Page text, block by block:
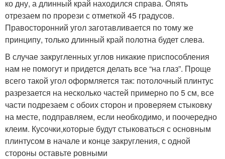
ко дну, а длинный край находился справа. Опять
отрезаем по прорези с отметкой 45 градусов.
Правосторонний угол заготавливается по тому же
принципу, только длинный край полотна будет слева.
В случае закругленных углов никакие приспособления
нам не помогут и придется делать все “на глаз”. Проще
всего такой угол оформляется так: потолочный плинтус
разрезается на несколько частей примерно по 5 см, все
части подрезаем с обоих сторон и проверяем стыковку
на месте, подправляем, если необходимо, и поочередно
клеим. Кусочки,которые будут стыковаться с основным
плинтусом в начале и конце закругления, с одной
стороны оставьте ровными